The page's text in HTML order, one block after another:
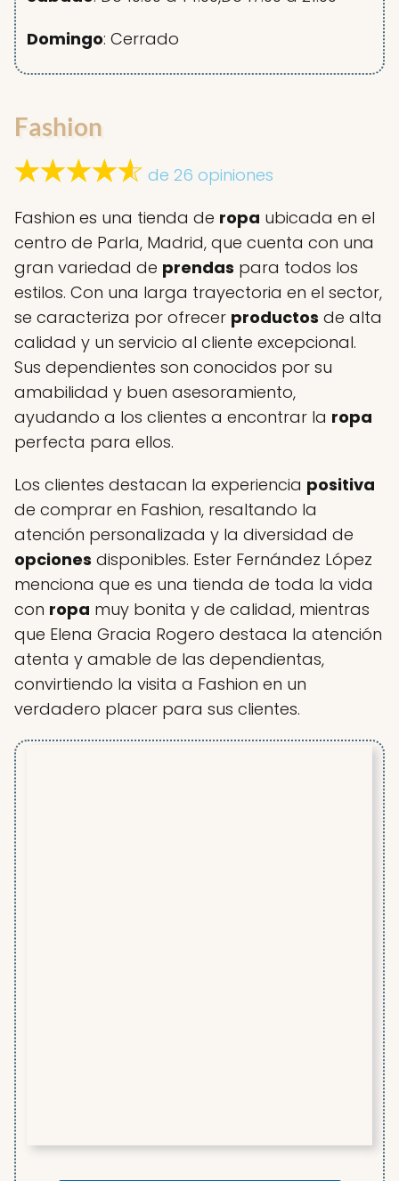
Domingo: Cerrado
Fashion
de 26 opiniones
Fashion es una tienda de ropa ubicada en el
centro de Parla, Madrid, que cuenta con una
gran variedad de prendas para todos los
estilos. Con una larga trayectoria en el sector,
se caracteriza por ofrecer productos de alta
calidad y un servicio al cliente excepcional.
Sus dependientes son conocidos por su
amabilidad y buen asesoramiento,
ayudando a los clientes a encontrar la ropa
perfecta para ellos.
Los clientes destacan la experiencia positiva
de comprar en Fashion, resaltando la
atención personalizada y la diversidad de
opciones disponibles. Ester Fernández López
menciona que es una tienda de toda la vida
con ropa muy bonita y de calidad, mientras
que Elena Gracia Rogero destaca la atención
atenta y amable de las dependientas,
convirtiendo la visita a Fashion en un
verdadero placer para sus clientes.